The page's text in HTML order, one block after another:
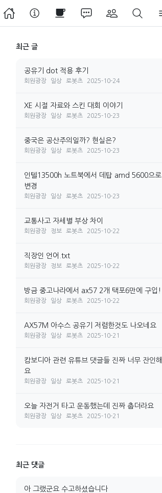
최근 글
공유기 dot 적용 후기
회원광장 일상 로봇츠 2025-10-24
XE 시절 자료와 스킨 대회 이야기
회원광장 일상 로봇츠 2025-10-23
중국은 공산주의일까? 현실은?
회원광장 일상 로봇츠 2025-10-23
인텔13500h 노트북에서 데탑 amd 5600으로
변경
회원광장 일상 로봇츠 2025-10-23
교통사고 자세별 부상 차이
회원광장 정보 로봇츠 2025-10-22
직장인 언어.txt
회원광장 정보 로봇츠 2025-10-22
방금 중고나라에서 ax57 2개 택포6만에 구입!
회원광장 일상 로봇츠 2025-10-22
AX57M 아수스 공유기 저렴한것도 나오네요
회원광장 일상 로봇츠 2025-10-21
캄보디아 관련 유튜브 댓글들 진짜 너무 잔인해
요
회원광장 일상 로봇츠 2025-10-21
오늘 자전거 타고 운동했는데 진짜 춥더라요
회원광장 일상 로봇츠 2025-10-21
최근 댓글
아 그랬군요 수고하셨습니다